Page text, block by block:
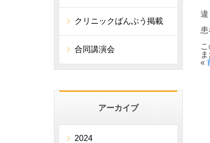
クリニックばんぶう掲載
合同講演会
アーカイブ
2024
違
«